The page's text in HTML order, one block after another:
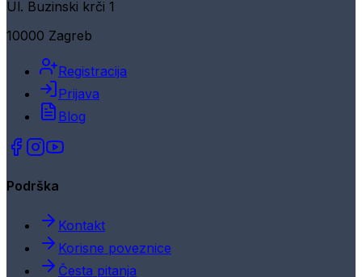
Ul. Buzinski krči 1
10000 Zagreb
Registracija
Prijava
Blog
Podrška
Kontakt
Korisne poveznice
Česta pitanja